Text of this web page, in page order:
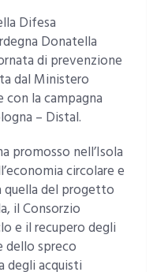
Difesa
Donatella
di prevenzione
dal Ministero
la campagna
– Distal.
promosso nell’Isola
circolare e
quella del progetto
il Consorzio
e il recupero degli
dello spreco
degli acquisti